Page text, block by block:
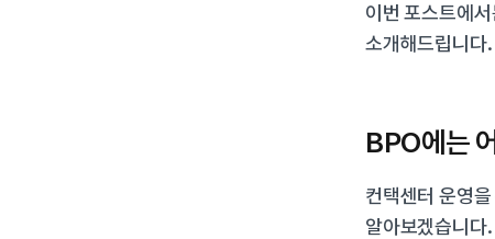
이번 포스트에
소개해드립니다.
BPO에는
컨택센터 운영
알아보겠습니다.